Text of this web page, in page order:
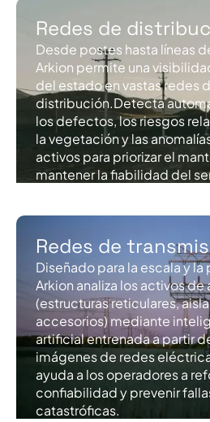
Redes de
Desde postes hasta líneas
Arkion permite una
del estado en vastas redes
distribución.Detecta
los defectos, los riesgos
la vegetación y las
activos para priorizar el
mantener la fiabilidad del
Redes de
Diseñado para la escala y la
Arkion analiza los activos de
(estructuras reticulares,
accesorios) mediante
artificial entrenada a partir
imágenes de redes
ayuda a los operadores a
confiabilidad y prevenir
catastróficas.